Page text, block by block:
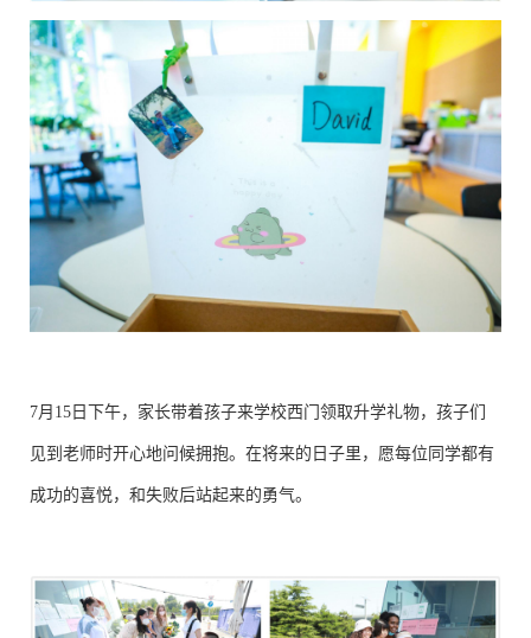
7月15日下午，家长带着孩子来学校西门领取升学礼物，孩子们
见到老师时开心地问候拥抱。在将来的日子里，愿每位同学都有
成功的喜悦，和失败后站起来的勇气。